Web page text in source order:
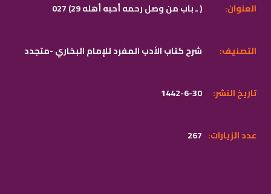
027 (29 ـ باب من وصل رحمه أحبه أهله ) :العنوان
شرح كتاب الأدب المفرد للإمام البخاري -متجدد :التصنيف
1442-6-30 :تاريخ النشر
267 :عدد الزيارات